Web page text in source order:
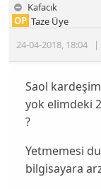
Kafacık
24-04-2018, 18:04
OP Taze Üye
Saol
yok elimdeki
?
Yetmemesi
bilgisayara